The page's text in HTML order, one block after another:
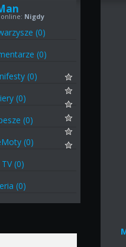
Nigdy
(0)
(0)
(0)
(0)
(0)
(0)
(0)
(0)